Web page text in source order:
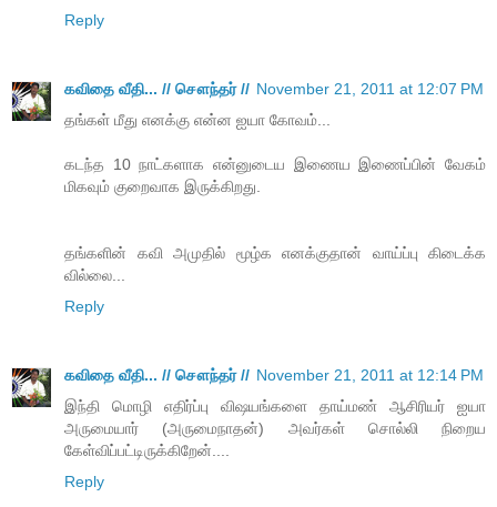
Reply
கவிதை வீதி... // சௌந்தர் // November 21, 2011 at 12:07 PM
தங்கள் மீது எனக்கு என்ன ஐயா கோவம்...
கடந்த 10 நாட்களாக என்னுடைய இணைய இணைப்பின் வேகம்
மிகவும் குறைவாக இருக்கிறது.
தங்களின் கவி அமுதில் மூழ்க எனக்குதான் வாய்ப்பு கிடைக்க
வில்லை...
Reply
கவிதை வீதி... // சௌந்தர் // November 21, 2011 at 12:14 PM
இந்தி மொழி எதிர்ப்பு விஷயங்களை தாய்மண் ஆசிரியர் ஐயா
அருமையார் (அருமைநாதன்) அவர்கள் சொல்லி நிறைய
கேள்விப்பட்டிருக்கிறேன்....
Reply